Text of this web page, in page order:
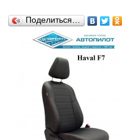
Поделиться…